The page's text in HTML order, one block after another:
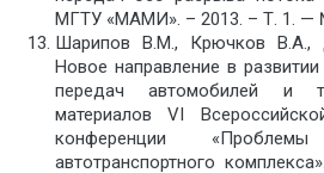
МГТУ «МАМИ». – 2013. – Т. 1. —
Шарипов В.М., Крючков
Новое направление в
передач автомобилей и
материалов VI
конференции
автотранспортного